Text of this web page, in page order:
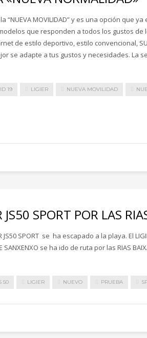
MOVILIDAD” y es una opción que
modelos que responden a todos los gustos
de estilo deportivo, estilo convencional,
se adapte a tus gustos y necesidades. La
19 LIGIER NUEVA MOVILIDAD
SPORT POR LAS
SPORT se ha escapado a la playa. El
se ha ido de ruta por las RIAS
50 LIGIER NUEVO PRUEBA